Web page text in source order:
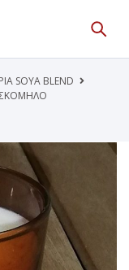
SOYA BLEND